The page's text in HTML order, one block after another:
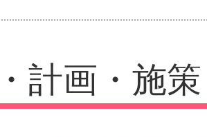
計画・施策